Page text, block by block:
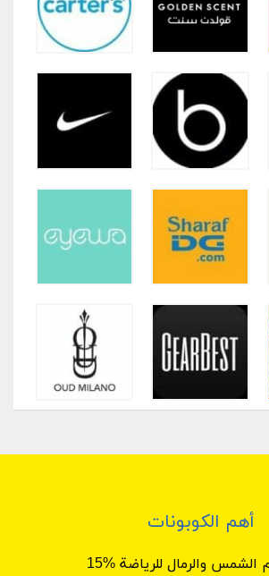
أهم الكوبونات
والرمال للرياضة %15